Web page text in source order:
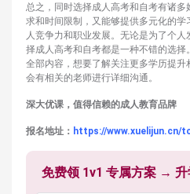
总之，同时选择成人高考和自考有诸
求和时间限制，又能够提供多元化的
人竞争力和职业发展。无论是为了个
择成人高考和自考都是一种不错的选
全部内容，想要了解关注更多学历提升
会有相关的老师进行详细沟通。
深大优课，值得信赖的成人教育品牌
报名地址： https://www.xuelijun.cn/
免费领 1v1 专属方案 →